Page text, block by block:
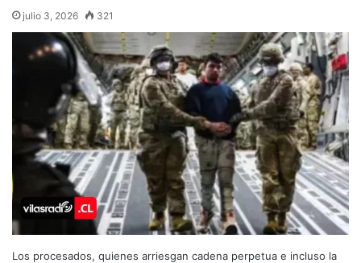
julio 3, 2026 321
Los procesados, quienes arriesgan cadena perpetua e incluso la